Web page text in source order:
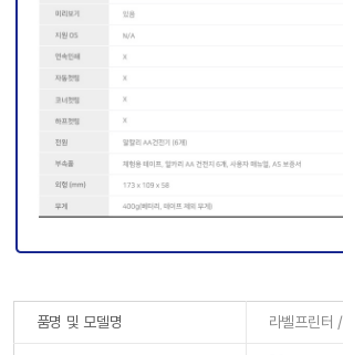
품명 및 모델명 라벨프린